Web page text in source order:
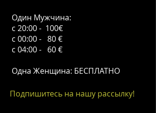
Один Мужчина:
с 20:00 - 100€
с 00:00 - 80 €
с 04:00 - 60 €
Одна Женщина: БЕСПЛАТНО
Подпишитесь на нашу рассылку!